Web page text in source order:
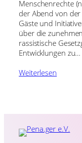
Menschenrechte
der Abend von
Gäste und
über die
rassistische
Entwicklungen zu…
Weiterlesen